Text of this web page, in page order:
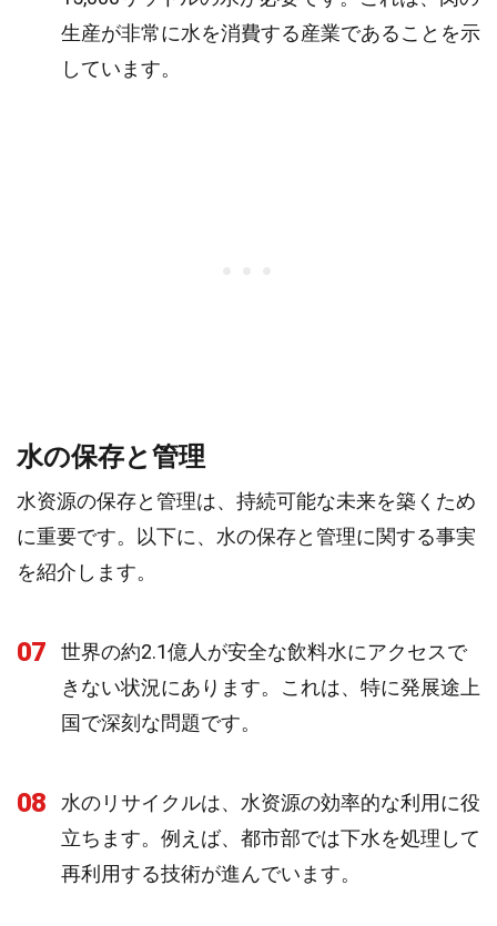
生産が非常に水を消費する産業であることを示
しています。
水の保存と管理
水资源の保存と管理は、持続可能な未来を築くため
に重要です。以下に、水の保存と管理に関する事実
を紹介します。
07
世界の約2.1億人が安全な飲料水にアクセスで
きない状況にあります。これは、特に発展途上
国で深刻な問題です。
08
水のリサイクルは、水资源の効率的な利用に役
立ちます。例えば、都市部では下水を処理して
再利用する技術が進んでいます。